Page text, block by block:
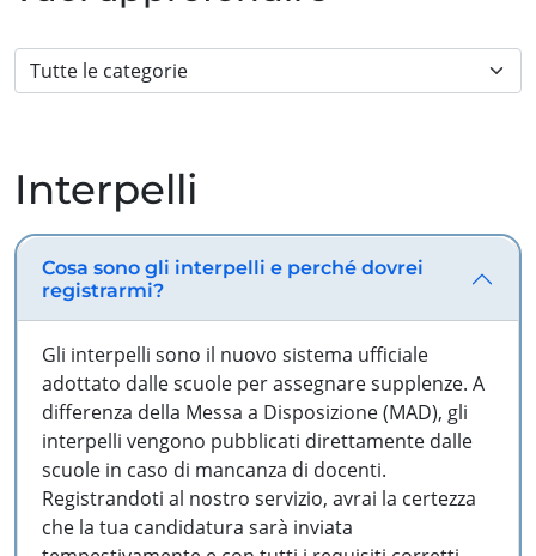
Interpelli
Cosa sono gli interpelli e perché dovrei
registrarmi?
Gli interpelli sono il nuovo sistema ufficiale
adottato dalle scuole per assegnare supplenze. A
differenza della Messa a Disposizione (MAD), gli
interpelli vengono pubblicati direttamente dalle
scuole in caso di mancanza di docenti.
Registrandoti al nostro servizio, avrai la certezza
che la tua candidatura sarà inviata